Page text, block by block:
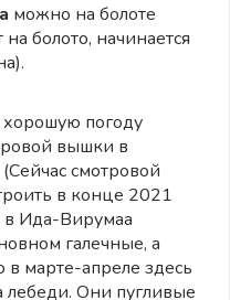
можно на болоте
болото, начинается
хорошую погоду
вышки в
смотровой
в конце 2021
в Ида-Вирумаа
галечные, а
в марте-апреле здесь
лебеди. Они пугливые